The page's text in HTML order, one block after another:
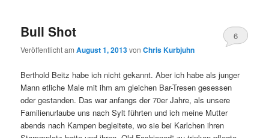
Bull Shot
Veröffentlicht amAugust 1, 2013vonChris Kurbjuhn
6
Berthold Beitz habe ich nicht gekannt. Aber ich habe als junger
Mann etliche Male mit ihm am gleichen Bar-Tresen gesessen
oder gestanden. Das war anfangs der 70er Jahre, als unsere
Familienurlaube uns nach Sylt führten und ich meine Mutter
abends nach Kampen begleitete, wo sie bei Karlchen ihren